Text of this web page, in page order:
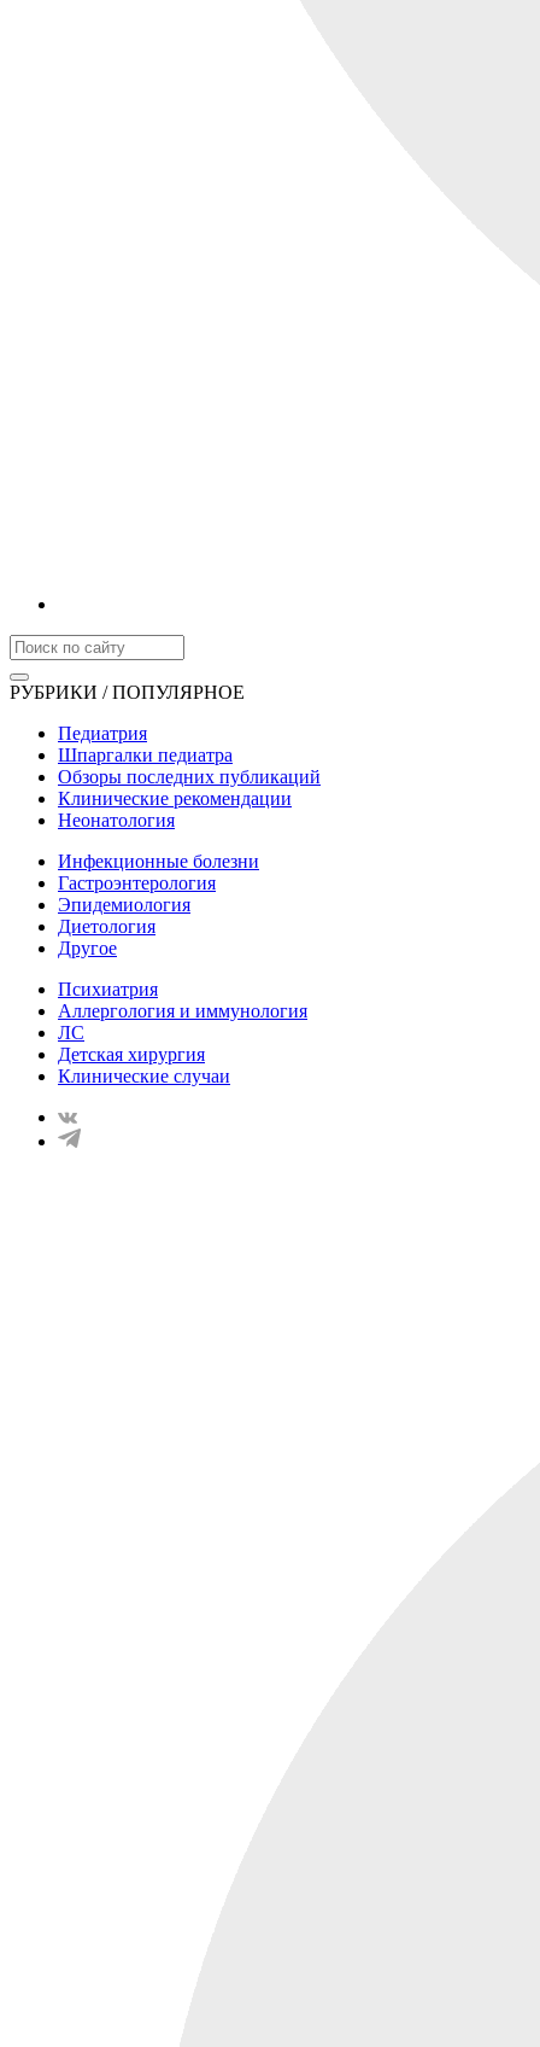
РУБРИКИ / ПОПУЛЯРНОЕ
Педиатрия
Шпаргалки педиатра
Обзоры последних публикаций
Клинические рекомендации
Неонатология
Инфекционные болезни
Гастроэнтерология
Эпидемиология
Диетология
Другое
Психиатрия
Аллергология и иммунология
ЛС
Детская хирургия
Клинические случаи